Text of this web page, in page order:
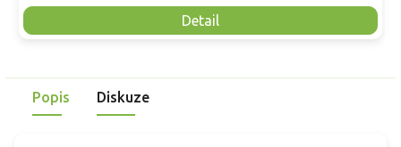
Detail
Popis Diskuze